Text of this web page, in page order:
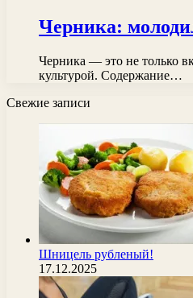
Черника:
Черника — это не только
культурой. Содержание…
Свежие записи
Шницель рубленый!
17.12.2025